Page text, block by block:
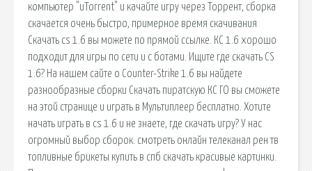
компьютер "uTorrent" и качайте игру через Торрент, сборка
скачается очень быстро, примерное время скачивания
Скачать cs 1.6 вы можете по прямой ссылке. КС 1.6 хорошо
подходит для игры по сети и с ботами. Ищите где скачать CS
1.6? На нашем сайте о Counter-Strike 1.6 вы найдете
разнообразные сборки Скачать пиратскую КС ГО вы сможете
на этой странице и играть в Мультиплеер бесплатно. Хотите
начать играть в cs 1.6 и не знаете, где скачать игру? У нас
огромный выбор сборок. смотреть онлайн телеканал рен тв
топливные брикеты купить в спб скачать красивые картинки.